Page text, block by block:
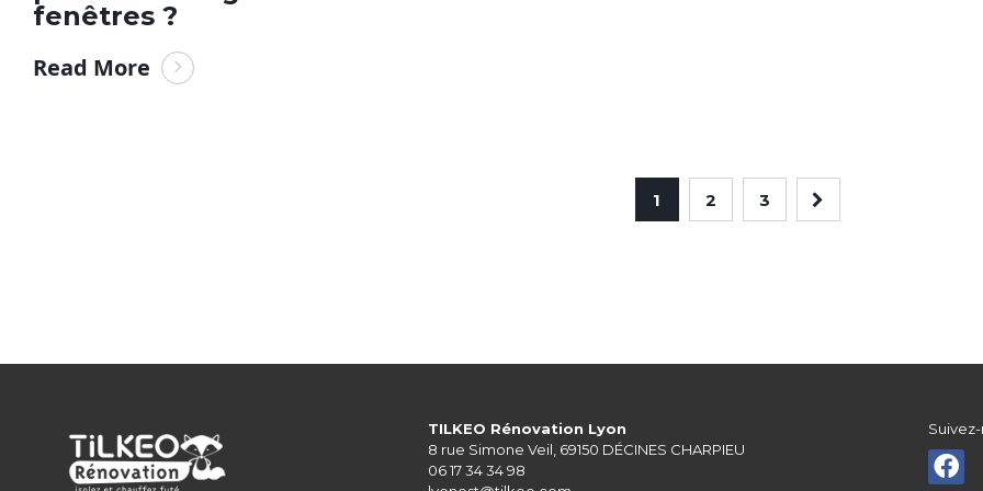
fenêtres ?
Read More
1 2 3
TILKEO Rénovation Lyon
8 rue Simone Veil, 69150 DÉCINES CHARPIEU
06 17 34 34 98